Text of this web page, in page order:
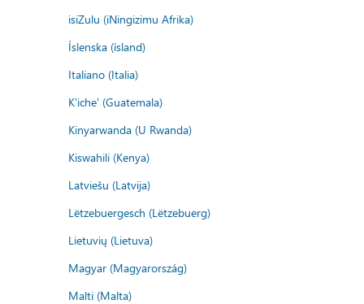
isiZulu (iNingizimu Afrika)
Íslenska (ísland)
Italiano (Italia)
K'iche' (Guatemala)
Kinyarwanda (U Rwanda)
Kiswahili (Kenya)
Latviešu (Latvija)
Lëtzebuergesch (Lëtzebuerg)
Lietuvių (Lietuva)
Magyar (Magyarország)
Malti (Malta)